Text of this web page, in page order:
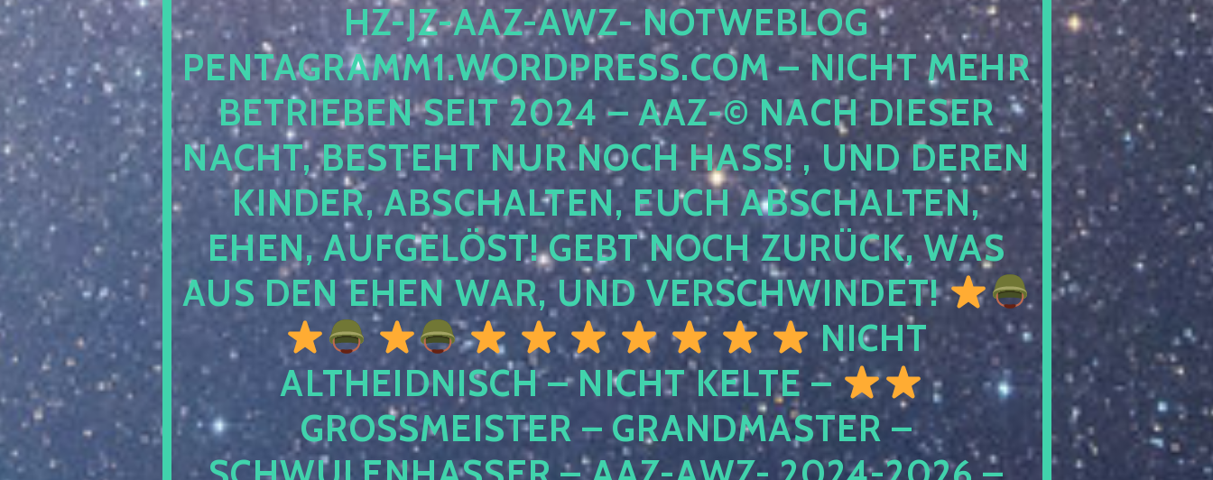
-JZ-AAZ-AWZ- NOTWEBLOG PE
NTAGRAMM1.WORDPRESS.COM – NICHT MEHR BE
TRIEBEN SEIT 2024 – AAZ-© NACH DIESER NA
CHT, BESTEHT NUR NOCH HASS! , UND DEREN KI
NDER, ABSCHALTEN, EUCH ABSCHALTEN, EH
EN, AUFGELÖST! GEBT NOCH ZURÜCK, WAS AU
S DEN EHEN WAR, UND VERSCHWINDET!
NICHT
ALTHEIDNISCH – NICHT KELTE –
GROSSMEISTER – GRANDMASTER – S